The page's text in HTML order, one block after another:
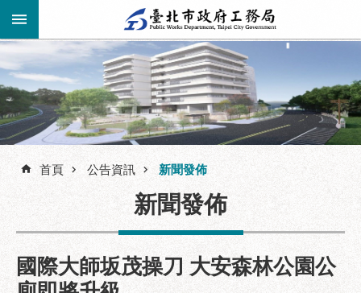
跳到主要內容區塊
進
階
搜
公
告
資
訊
服
機
首頁 公告資訊 新聞發佈
新聞發佈
國際大師坂茂操刀 大安森林公園公